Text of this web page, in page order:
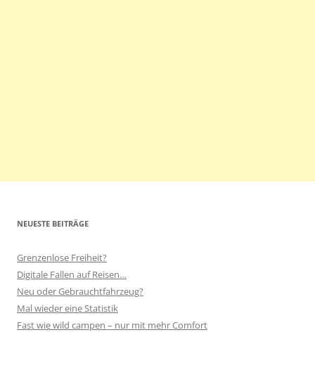
NEUESTE BEITRÄGE
Grenzenlose Freiheit?
Digitale Fallen auf Reisen…
Neu oder Gebrauchtfahrzeug?
Mal wieder eine Statistik
Fast wie wild campen – nur mit mehr Comfort